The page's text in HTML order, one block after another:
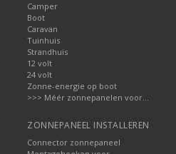
Camper
Boot
Caravan
Tuinhuis
Strandhuis
12 volt
24 volt
Zonne-energie op boot
>>> Méér zonnepanelen voor...
ZONNEPANEEL INSTALLEREN
Connector zonnepaneel